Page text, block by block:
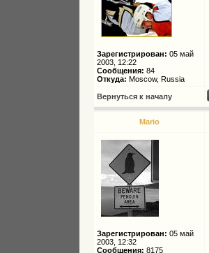
Зарегистрирован: 05 май
2003, 12:22
Сообщения: 84
Откуда: Moscow, Russia
Вернуться к началу
Mario
Зарегистрирован: 05 май
2003, 12:32
Сообщения: 8175